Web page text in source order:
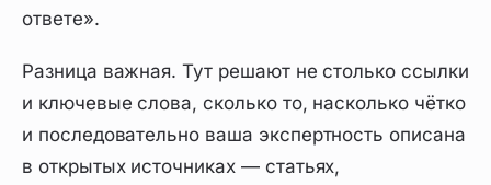
ответе».
Разница важная. Тут решают не столько ссылки
и ключевые слова, сколько то, насколько чётко
и последовательно ваша экспертность описана
в открытых источниках — статьях,